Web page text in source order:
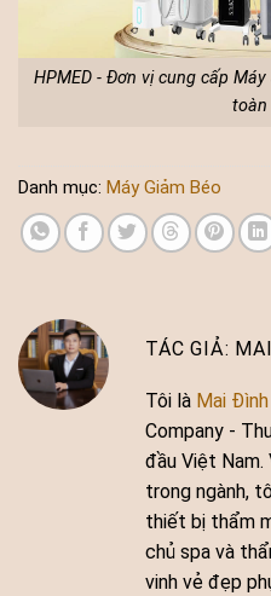
HPMED - Đơn vị cung cấp
toàn
Danh mục: Máy Giảm Béo
Tôi là Mai
Company -
đầu Việt Nam.
trong ngành,
thiết bị thẩm
chủ spa và
vinh vẻ đẹp